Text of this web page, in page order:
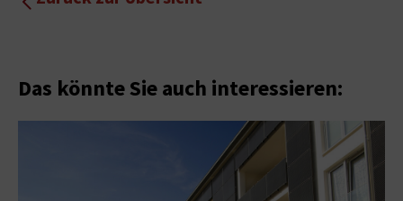
Das könnte Sie auch interessieren: